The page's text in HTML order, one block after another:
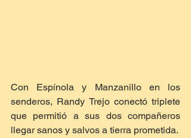
Con Espínola y Manzanillo en los
senderos, Randy Trejo conectó triplete
que permitió a sus dos compañeros
llegar sanos y salvos a tierra prometida.